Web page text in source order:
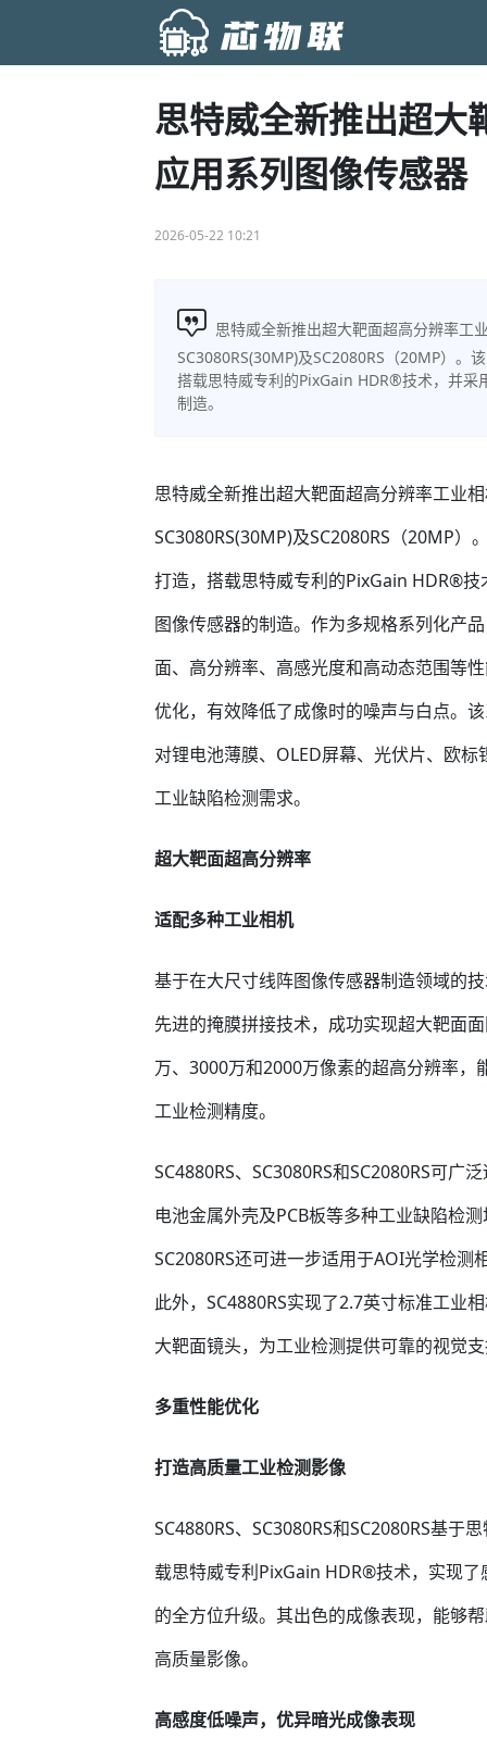
思特威全新推出超大
应用系列图像传感器
2026-05-22 10:21
思特威全新推出超大靶面超高分辨率
SC3080RS(30MP)及SC2080RS（20MP）
搭载思特威专利的PixGain HDR®技术，并采
制造。
思特威全新推出超大靶面超高分辨率工业
SC3080RS(30MP)及SC2080RS（20MP
打造，搭载思特威专利的PixGain HDR®
图像传感器的制造。作为多规格系列化产
面、高分辨率、高感光度和高动态范围等
优化，有效降低了成像时的噪声与白点。
对锂电池薄膜、OLED屏幕、光伏片、欧
工业缺陷检测需求。
超大靶面超高分辨率
适配多种工业相机
基于在大尺寸线阵图像传感器制造领域的
先进的掩膜拼接技术，成功实现超大靶面
万、3000万和2000万像素的超高分辨率
工业检测精度。
SC4880RS、SC3080RS和SC2080RS可广
电池金属外壳及PCB板等多种工业缺陷检
SC2080RS还可进一步适用于AOI光学检
此外，SC4880RS实现了2.7英寸标准工业
大靶面镜头，为工业检测提供可靠的视觉
多重性能优化
打造高质量工业检测影像
SC4880RS、SC3080RS和SC2080RS基
载思特威专利PixGain HDR®技术，实现
的全方位升级。其出色的成像表现，能够
高质量影像。
高感度低噪声，优异暗光成像表现